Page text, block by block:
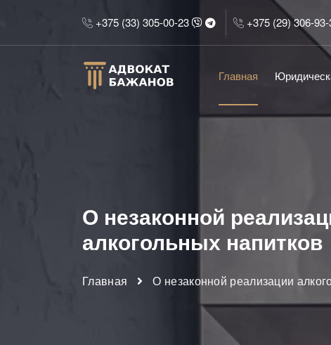
+375 (33) 305-00-23 +375 (29) 306-93-
Главная
О незаконной
алкогольных напитков
Главная О незаконной реализации